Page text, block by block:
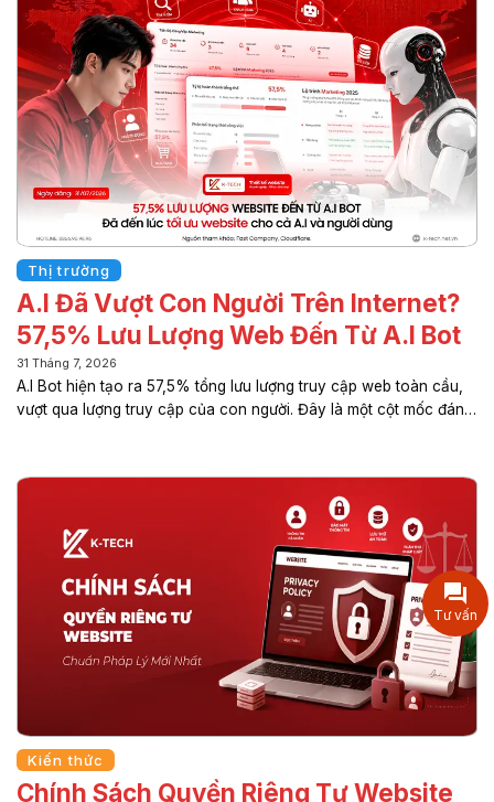
Thị trường
A.I Đã Vượt Con Người Trên Internet?
57,5% Lưu Lượng Web Đến Từ A.I Bot
31 Tháng 7, 2026
A.I Bot hiện tạo ra 57,5% tổng lưu lượng truy cập web toàn cầu,
vượt qua lượng truy cập của con người. Đây là một cột mốc đáng
trở thành một “người dùng” thực thụ trên môi trường số. Sự thay
đổi này không chỉ tác động đến cách Internet vận hành mà còn
ảnh hưởng trực tiếp đến các doanh nghiệp xây dựng website,
phát triển nội dung và tiếp cận...
Kiến thức
Chính Sách Quyền Riêng Tư Website
Tư vấn